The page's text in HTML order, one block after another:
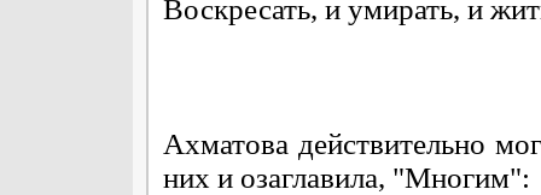
Воскресать, и умирать, и
Ахматова действительно
них и озаглавила, "Многим":